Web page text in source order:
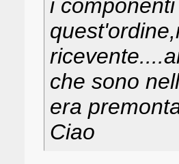
i
che sono
era
Ciao